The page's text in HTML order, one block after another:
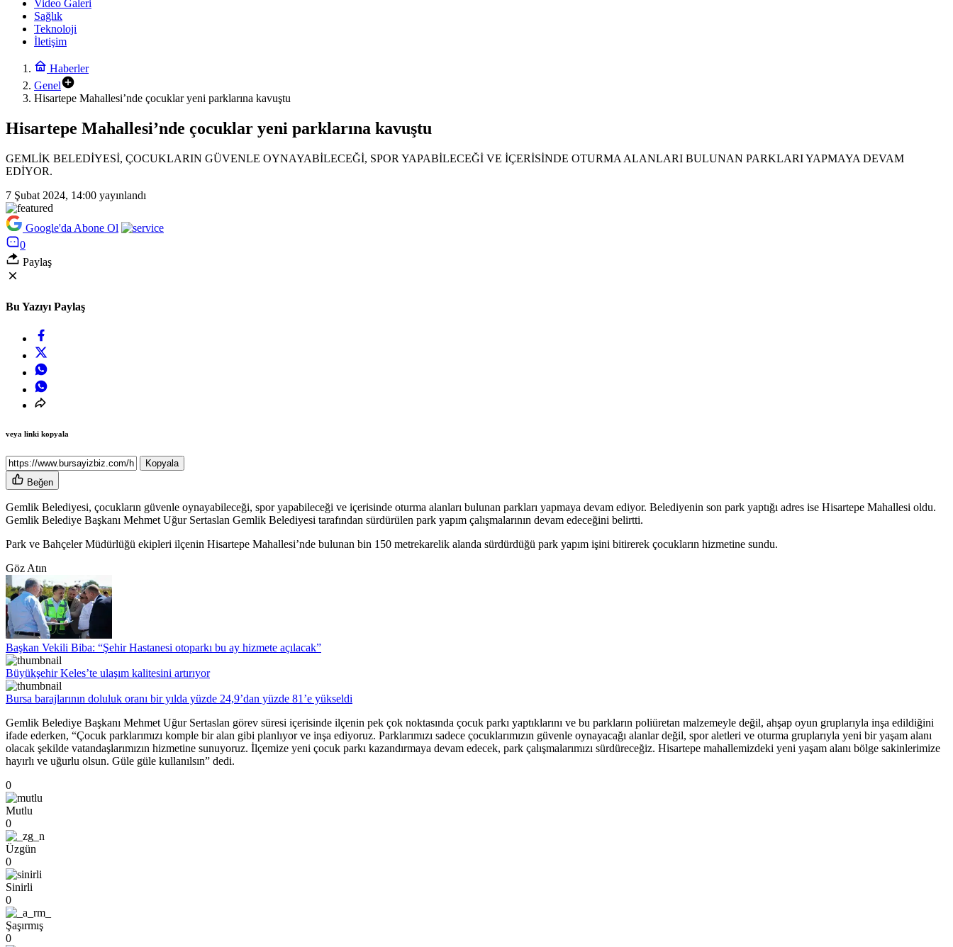
Video Galeri
Sağlık
Teknoloji
İletişim
Haberler
Genel
Hisartepe Mahallesi’nde çocuklar yeni parklarına kavuştu
Hisartepe Mahallesi’nde çocuklar yeni parklarına kavuştu
GEMLİK BELEDİYESİ, ÇOCUKLARIN GÜVENLE OYNAYABİLECEĞİ, SPOR YAPABİLECEĞİ VE İÇERİSİNDE OTURMA ALANLARI BULUNAN PARKLARI YAPMAYA DEVAM
EDİYOR.
7 Şubat 2024, 14:00 yayınlandı
Google'da Abone Ol
0
Paylaş
Bu Yazıyı Paylaş
veya linki kopyala
Kopyala
Beğen
Gemlik Belediyesi, çocukların güvenle oynayabileceği, spor yapabileceği ve içerisinde oturma alanları bulunan parkları yapmaya devam ediyor. Belediyenin son park yaptığı adres ise Hisartepe Mahallesi oldu.
Gemlik Belediye Başkanı Mehmet Uğur Sertaslan Gemlik Belediyesi tarafından sürdürülen park yapım çalışmalarının devam edeceğini belirtti.
Park ve Bahçeler Müdürlüğü ekipleri ilçenin Hisartepe Mahallesi’nde bulunan bin 150 metrekarelik alanda sürdürdüğü park yapım işini bitirerek çocukların hizmetine sundu.
Göz Atın
Başkan Vekili Biba: “Şehir Hastanesi otoparkı bu ay hizmete açılacak”
Büyükşehir Keles’te ulaşım kalitesini artırıyor
Bursa barajlarının doluluk oranı bir yılda yüzde 24,9’dan yüzde 81’e yükseldi
Gemlik Belediye Başkanı Mehmet Uğur Sertaslan görev süresi içerisinde ilçenin pek çok noktasında çocuk parkı yaptıklarını ve bu parkların poliüretan malzemeyle değil, ahşap oyun gruplarıyla inşa edildiğini
ifade ederken, “Çocuk parklarımızı komple bir alan gibi planlıyor ve inşa ediyoruz. Parklarımızı sadece çocuklarımızın güvenle oynayacağı alanlar değil, spor aletleri ve oturma gruplarıyla yeni bir yaşam alanı
olacak şekilde vatandaşlarımızın hizmetine sunuyoruz. İlçemize yeni çocuk parkı kazandırmaya devam edecek, park çalışmalarımızı sürdüreceğiz. Hisartepe mahallemizdeki yeni yaşam alanı bölge sakinlerimize
hayırlı ve uğurlu olsun. Güle güle kullanılsın” dedi.
0
Mutlu
0
Üzgün
0
Sinirli
0
Şaşırmış
0